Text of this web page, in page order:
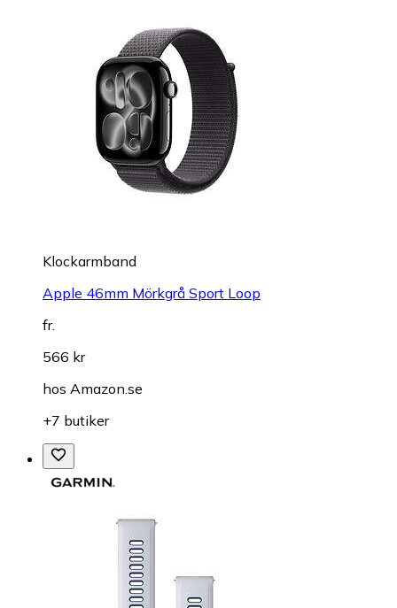
Klockarmband
Apple 46mm Mörkgrå Sport Loop
fr.
566 kr
hos Amazon.se
+7 butiker